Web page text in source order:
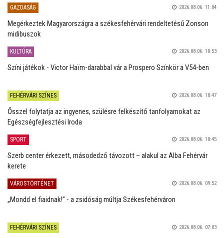
GAZDASÁG 2026.08.06. 11:04
Megérkeztek Magyarországra a székesfehérvári rendeltetésű Zonson
midibuszok
KULTÚRA 2026.08.06. 10:53
Színi játékok - Victor Haïm-darabbal vár a Prospero Színkör a V54-ben
FEHÉRVÁRI SZÍNES 2026.08.06. 10:47
Ősszel folytatja az ingyenes, szülésre felkészítő tanfolyamokat az
Egészségfejlesztési Iroda
SPORT 2026.08.06. 10:45
Szerb center érkezett, másodedző távozott – alakul az Alba Fehérvár
kerete
VÁROSTÖRTÉNET 2026.08.06. 09:52
„Mondd el fiaidnak!” - a zsidóság múltja Székesfehérváron
FEHÉRVÁRI SZÍNES 2026.08.06. 07:03